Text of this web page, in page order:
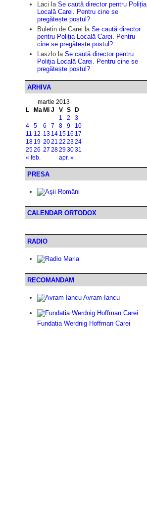
Laci la Se caută director pentru Poliția
Locală Carei. Pentru cine se
pregătește postul?
Buletin de Carei la Se caută director
pentru Poliția Locală Carei. Pentru
cine se pregătește postul?
Laszlo la Se caută director pentru
Poliția Locală Carei. Pentru cine se
pregătește postul?
ARHIVA
martie 2013
L
Ma Mi J V S D
« feb. apr. »
1 2
3
4
5 6 7 8 9
10
11 12 13 14 15 16 17
18 19 2021 22 2324
2526 27 28293031
PRESA
CALENDAR ORTODOX
RADIO
RECOMANDAM
Avram Iancu
Fundatia Werdnig Hoffman Carei